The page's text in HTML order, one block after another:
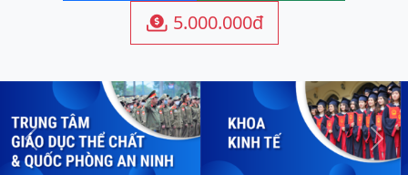
 5.000.000đ
Previous Next